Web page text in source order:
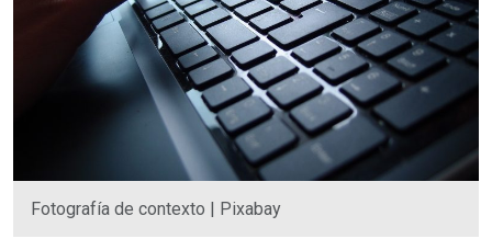
Fotografía de contexto | Pixabay